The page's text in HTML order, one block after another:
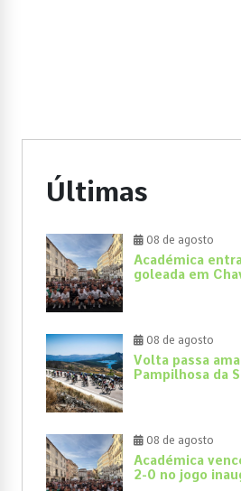
Últimas
08 de agosto
Académica
goleada em
08 de agosto
Volta passa
Pampilhosa da
08 de agosto
Académica
2-0 no jogo